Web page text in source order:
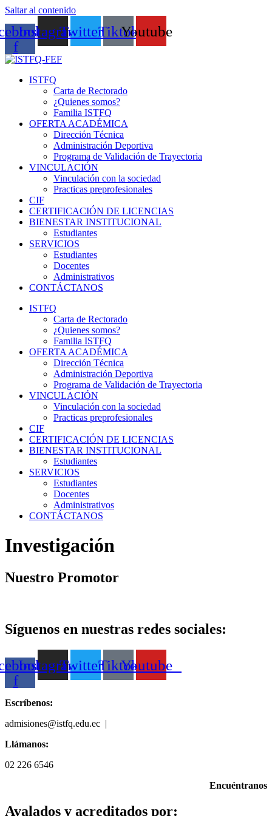
Saltar al contenido
f
InstagramTwitterTiktokYoutube
ISTFQ
Carta de Rectorado
¿Quienes somos?
Familia ISTFQ
OFERTA ACADÉMICA
Dirección Técnica
Administración Deportiva
Programa de Validación de Trayectoria
VINCULACIÓN
Vinculación con la sociedad
Practicas preprofesionales
CIF
CERTIFICACIÓN DE LICENCIAS
BIENESTAR INSTITUCIONAL
Estudiantes
SERVICIOS
Estudiantes
Docentes
Administrativos
CONTÁCTANOS
ISTFQ
Carta de Rectorado
¿Quienes somos?
Familia ISTFQ
OFERTA ACADÉMICA
Dirección Técnica
Administración Deportiva
Programa de Validación de Trayectoria
VINCULACIÓN
Vinculación con la sociedad
Practicas preprofesionales
CIF
CERTIFICACIÓN DE LICENCIAS
BIENESTAR INSTITUCIONAL
Estudiantes
SERVICIOS
Estudiantes
Docentes
Administrativos
CONTÁCTANOS
Investigación
Nuestro Promotor
Síguenos en nuestras redes sociales:
f
InstagramTwitterTiktokYoutube
Escríbenos:
admisiones@istfq.edu.ec |
Llámanos:
02 226 6546
Encuéntranos
Avalados y acreditados por: